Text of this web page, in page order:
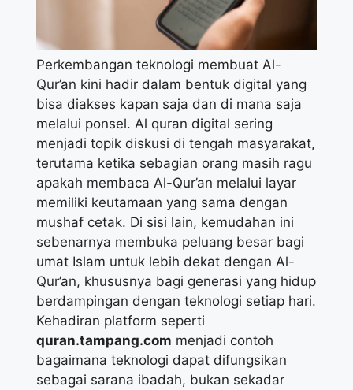
Perkembangan teknologi membuat Al-
Qur’an kini hadir dalam bentuk digital yang
bisa diakses kapan saja dan di mana saja
melalui ponsel. Al quran digital sering
menjadi topik diskusi di tengah masyarakat,
terutama ketika sebagian orang masih ragu
apakah membaca Al-Qur’an melalui layar
memiliki keutamaan yang sama dengan
mushaf cetak. Di sisi lain, kemudahan ini
sebenarnya membuka peluang besar bagi
umat Islam untuk lebih dekat dengan Al-
Qur’an, khususnya bagi generasi yang hidup
berdampingan dengan teknologi setiap hari.
Kehadiran platform seperti
quran.tampang.com menjadi contoh
bagaimana teknologi dapat difungsikan
sebagai sarana ibadah, bukan sekadar